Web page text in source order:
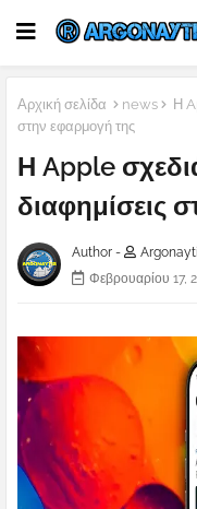
Αρχική σελίδα news
Η
στην εφαρμογή της
Η Apple
διαφημίσεις
Author -
Φεβρουαρίου 17,